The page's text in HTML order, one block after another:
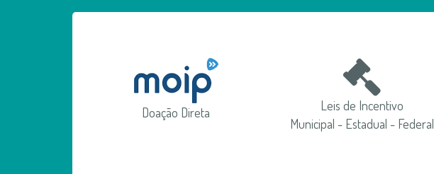
Doação Direta
Leis de Incentivo
Municipal - Estadual - Federal